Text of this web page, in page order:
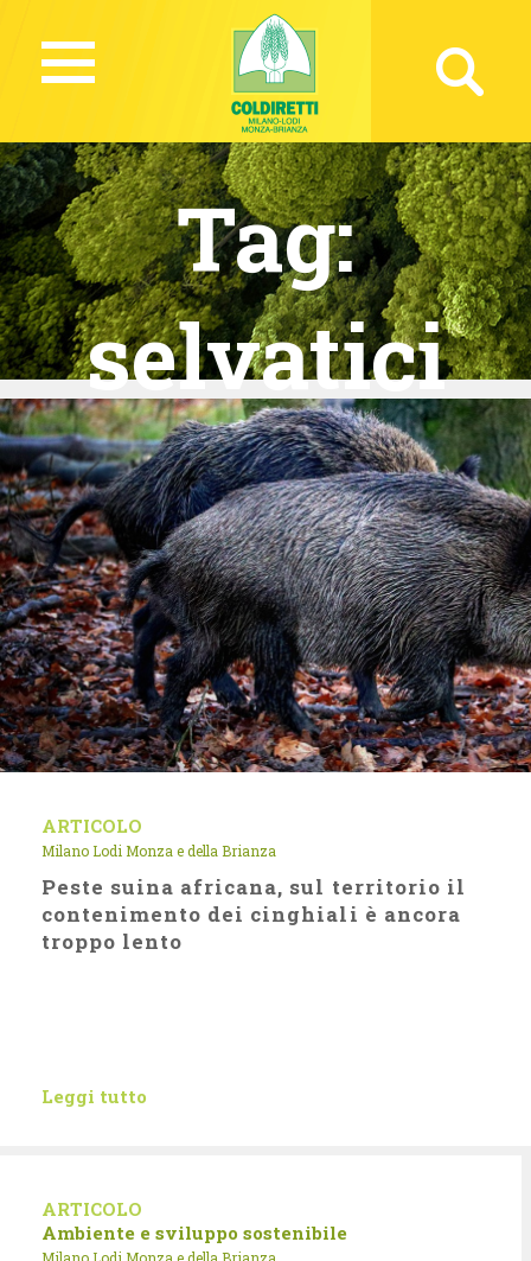
Tag:
selvatici
ARTICOLO
Milano Lodi Monza e della Brianza
Peste suina africana, sul territorio il
contenimento dei cinghiali è ancora
troppo lento
Leggi tutto
ARTICOLO
Ambiente e sviluppo sostenibile